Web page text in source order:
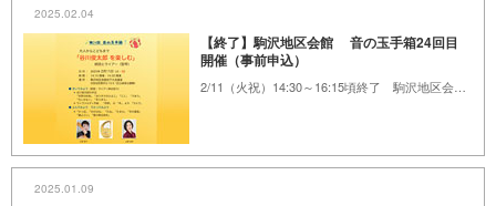
2025.02.04
【終了】駒沢地区会館 音の玉手箱24回目
開催（事前申込）
2025.01.09